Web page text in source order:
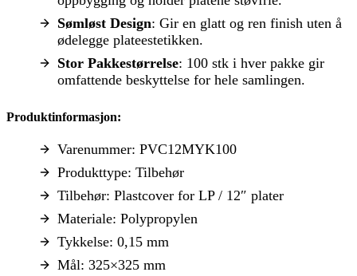
Sømløst Design: Gir en glatt og ren finish uten å
ødelegge plateestetikken.
Stor Pakkestørrelse: 100 stk i hver pakke gir
omfattende beskyttelse for hele samlingen.
Produktinformasjon:
Varenummer: PVC12MYK100
Produkttype: Tilbehør
Tilbehør: Plastcover for LP / 12″ plater
Materiale: Polypropylen
Tykkelse: 0,15 mm
Mål: 325×325 mm